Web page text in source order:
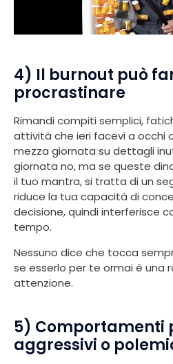
4) Il burnout può
procrastinare
Rimandi compiti semplici,
attività che ieri facevi a occhi
mezza giornata su dettagli
giornata no, ma se queste
il tuo mantra, si tratta di un
riduce la tua capacità di
decisione, quindi interferisce
tempo.
Nessuno dice che tocca
se esserlo per te ormai è una
attenzione.
5) Comportamenti
aggressivi o